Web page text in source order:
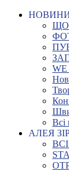
ЩО
Всі
АЛЕЯ